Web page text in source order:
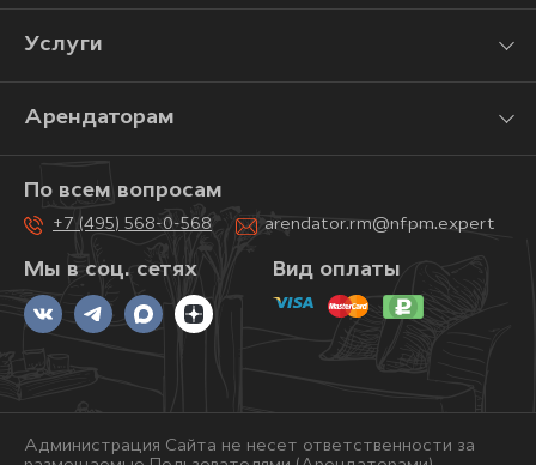
Услуги
Арендаторам
Мы в соц. сетях
По всем вопросам
+7 (495) 568-0-568 arendator.rm@nfpm.expert
Вид оплаты
Администрация Сайта не несет ответственности за